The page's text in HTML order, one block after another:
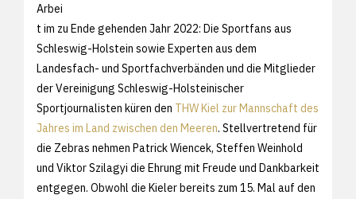
Arbei
t im zu Ende gehenden Jahr 2022: Die Sportfans aus
Schleswig-Holstein sowie Experten aus dem
Landesfach- und Sportfachverbänden und die Mitglieder
der Vereinigung Schleswig-Holsteinischer
Sportjournalisten küren den THW Kiel zur Mannschaft des
Jahres im Land zwischen den Meeren. Stellvertretend für
die Zebras nehmen Patrick Wiencek, Steffen Weinhold
und Viktor Szilagyi die Ehrung mit Freude und Dankbarkeit
entgegen. Obwohl die Kieler bereits zum 15. Mal auf den